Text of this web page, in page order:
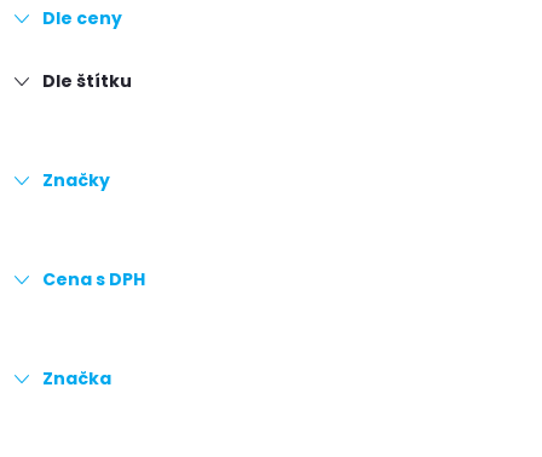
Dle ceny
Dle štítku
Značky
Cena s DPH
Značka